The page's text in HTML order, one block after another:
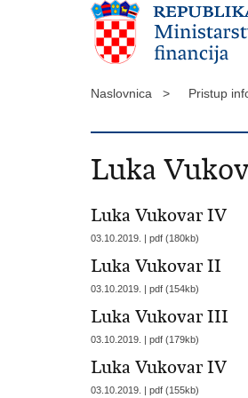
Naslovnica > Pristup
Luka
Luka Vukovar IV
03.10.2019. | pdf (180kb)
Luka Vukovar II
03.10.2019. | pdf (154kb)
Luka Vukovar III
03.10.2019. | pdf (179kb)
Luka Vukovar IV
03.10.2019. | pdf (155kb)